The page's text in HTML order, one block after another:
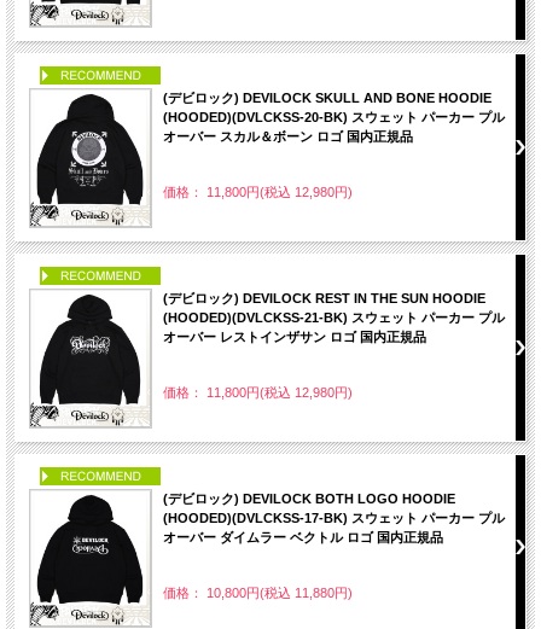
(デビロック) DEVILOCK SKULL AND BONE HOODIE
(HOODED)(DVLCKSS-20-BK) スウェット パーカー プル
オーバー スカル＆ボーン ロゴ 国内正規品
価格： 11,800円(税込 12,980円)
(デビロック) DEVILOCK REST IN THE SUN HOODIE
(HOODED)(DVLCKSS-21-BK) スウェット パーカー プル
オーバー レストインザサン ロゴ 国内正規品
価格： 11,800円(税込 12,980円)
(デビロック) DEVILOCK BOTH LOGO HOODIE
(HOODED)(DVLCKSS-17-BK) スウェット パーカー プル
オーバー ダイムラー ベクトル ロゴ 国内正規品
価格： 10,800円(税込 11,880円)